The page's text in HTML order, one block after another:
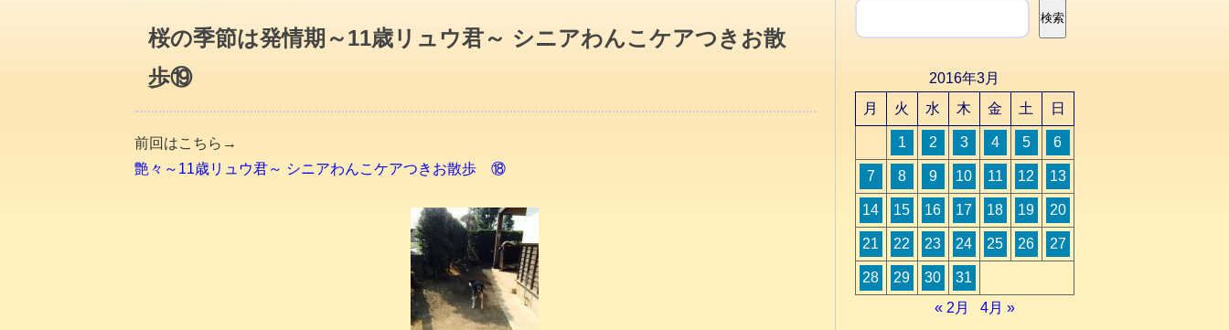
桜の季節は発情期～11歳リュウ君～ シニアわんこケアつきお散
歩⑲
前回はこちら→
艶々～11歳リュウ君～ シニアわんこケアつきお散歩 ⑱
検索
検索
2016年3月
月
火 水 木 金 土 日
1 2 3 4 5 6
7 8 9 10 11 12 13
14 15 16 17 18 19 20
21 22 23 24 25 26 27
28 29 30
31
« 2月
4月 »